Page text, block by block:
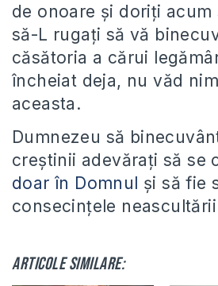
de onoare şi doriţi
să-L rugaţi să vă
căsătoria a cărui
încheiat deja, nu văd
aceasta.
Dumnezeu să
creştinii adevăraţi să se
doar în Domnul şi să fie
consecinţele neascultării
Articole similare: